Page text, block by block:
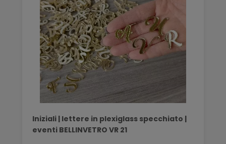
Iniziali | lettere in plexiglass specchiato |
eventi BELLINVETRO VR 21